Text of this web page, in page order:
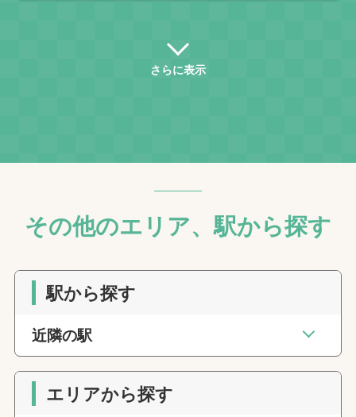
さらに表示
その他のエリア、駅から探す
駅から探す
近隣の駅
エリアから探す